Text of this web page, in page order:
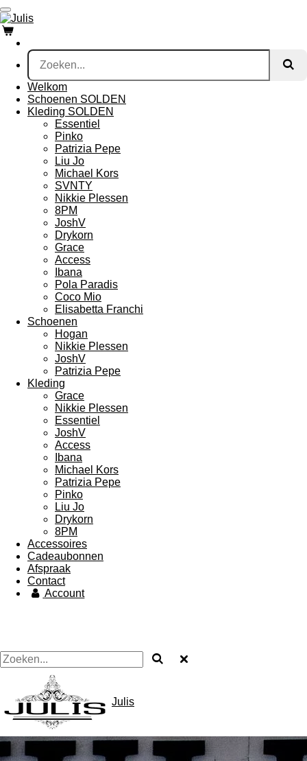
Ga
direct
naar
de
hoofdinhoud
Welkom
Schoenen SOLDEN
Kleding SOLDEN
Essentiel
Pinko
Patrizia Pepe
Liu Jo
Michael Kors
SVNTY
Nikkie Plessen
8PM
JoshV
Drykorn
Grace
Access
Ibana
Pola Paradis
Coco Mio
Elisabetta Franchi
Schoenen
Hogan
Nikkie Plessen
JoshV
Patrizia Pepe
Kleding
Grace
Nikkie Plessen
Essentiel
JoshV
Access
Ibana
Michael Kors
Patrizia Pepe
Pinko
Liu Jo
Drykorn
8PM
Accessoires
Cadeaubonnen
Afspraak
Contact
Account
Julis